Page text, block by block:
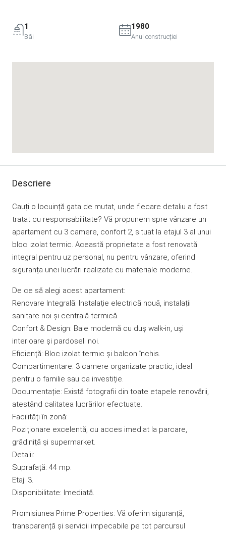
1
Băi
1980
Anul construcției
Descriere
Cauți o locuință gata de mutat, unde fiecare detaliu a fost
tratat cu responsabilitate? Vă propunem spre vânzare un
apartament cu 3 camere, confort 2, situat la etajul 3 al unui
bloc izolat termic. Această proprietate a fost renovată
integral pentru uz personal, nu pentru vânzare, oferind
siguranța unei lucrări realizate cu materiale moderne.
De ce să alegi acest apartament:
Renovare Integrală: Instalație electrică nouă, instalații
sanitare noi și centrală termică.
Confort & Design: Baie modernă cu duș walk-in, uși
interioare și pardoseli noi.
Eficiență: Bloc izolat termic și balcon închis.
Compartimentare: 3 camere organizate practic, ideal
pentru o familie sau ca investiție.
Documentație: Există fotografii din toate etapele renovării,
atestând calitatea lucrărilor efectuate.
Facilități în zonă:
Poziționare excelentă, cu acces imediat la parcare,
grădiniță și supermarket.
Detalii:
Suprafață: 44 mp.
Etaj: 3.
Disponibilitate: Imediată.
Promisiunea Prime Properties: Vă oferim siguranță,
transparență și servicii impecabile pe tot parcursul